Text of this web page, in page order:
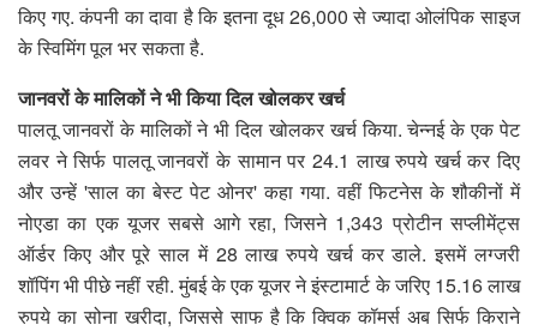
किए गए. कंपनी का दावा है कि इतना दूध 26,000 से ज्यादा ओलंपिक साइज
के स्विमिंग पूल भर सकता है.
जानवरों के मालिकों ने भी किया दिल खोलकर खर्च
पालतू जानवरों के मालिकों ने भी दिल खोलकर खर्च किया. चेन्नई के एक पेट
लवर ने सिर्फ पालतू जानवरों के सामान पर 24.1 लाख रुपये खर्च कर दिए
और उन्हें 'साल का बेस्ट पेट ओनर' कहा गया. वहीं फिटनेस के शौकीनों में
नोएडा का एक यूजर सबसे आगे रहा, जिसने 1,343 प्रोटीन सप्लीमेंट्स
ऑर्डर किए और पूरे साल में 28 लाख रुपये खर्च कर डाले. इसमें लग्जरी
शॉपिंग भी पीछे नहीं रही. मुंबई के एक यूजर ने इंस्टामार्ट के जरिए 15.16 लाख
रुपये का सोना खरीदा, जिससे साफ है कि क्विक कॉमर्स अब सिर्फ किराने